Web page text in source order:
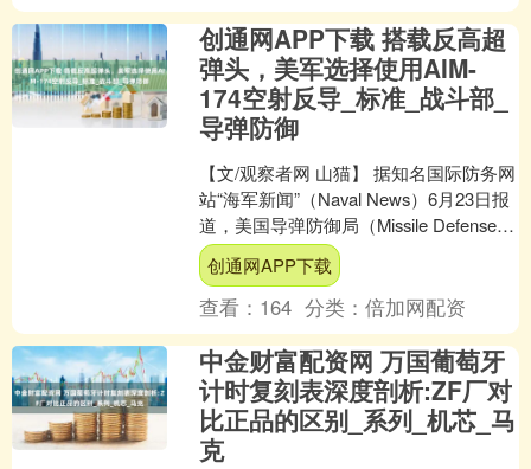
创通网APP下载 搭载反高超
弹头，美军选择使用AIM-
174空射反导_标准_战斗部_
导弹防御
【文/观察者网 山猫】 据知名国际防务网
站“海军新闻”（Naval News）6月23日报
道，美国导弹防御局（Missile Defense
Agency，MD....
创通网APP下载
查看： 164 分类：倍加网配资
中金财富配资网 万国葡萄牙
计时复刻表深度剖析:ZF厂对
比正品的区别_系列_机芯_马
克